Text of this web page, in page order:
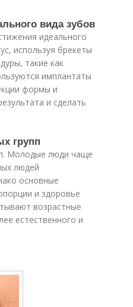
вида зубов
идеального
используя брекеты
такие как
имплантаты
формы и
и сделать
групп
Молодые люди чаще
людей
основные
и здоровье
возрастные
естественного и